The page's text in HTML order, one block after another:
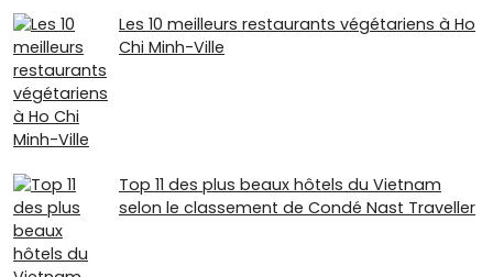
Les 10 meilleurs restaurants végétariens à Ho
Chi Minh-Ville
Top 11 des plus beaux hôtels du Vietnam
selon le classement de Condé Nast Traveller